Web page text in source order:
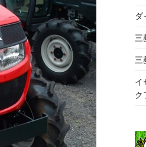
ダ
三
三
イ
ク